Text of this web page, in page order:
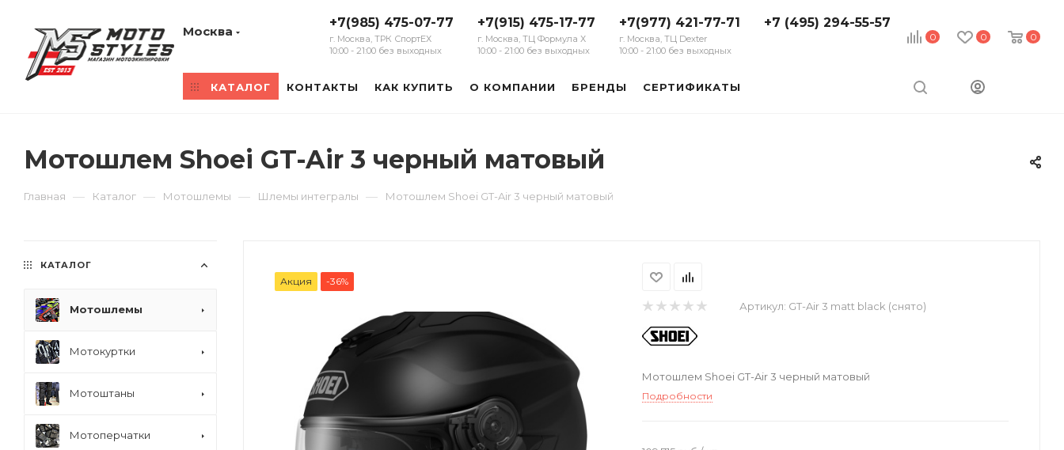
0 0 0
Москва
+7(985) 475-07-77
г. Москва, ТРК СпортЕХ
10:00 - 21:00 без выходных
+7(915) 475-17-77
г. Москва, ТЦ Формула Х
10:00 - 21:00 без выходных
+7(977) 421-77-71
г. Москва, ТЦ Dexter
10:00 - 21:00 без выходных
+7 (495) 294-55-57
КАТАЛОГ КОНТАКТЫ КАК КУПИТЬ О КОМПАНИИ БРЕНДЫ СЕРТИФИКАТЫ
Мотошлем Shoei GT-Air 3 черный матовый
Главная — Каталог — Мотошлемы — Шлемы интегралы — Мотошлем Shoei GT-Air 3 черный матовый
Акция -36%
Артикул: GT-Air 3 matt black (снято)
Мотошлем Shoei GT-Air 3 черный матовый
Подробности
КАТАЛОГ
Мотошлемы
Мотокуртки
Мотоштаны
Мотоперчатки